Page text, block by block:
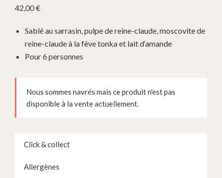
42,00€
Sablé au sarrasin, pulpe de reine-claude, moscovite de
reine-claude à la fève tonka et lait d‘amande
Pour 6 personnes
Nous sommes navrés mais ce produit n'est pas
disponible à la vente actuellement.
Click & collect
Allergènes